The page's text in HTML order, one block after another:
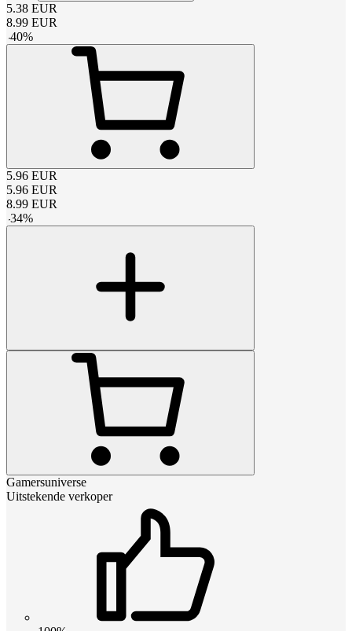
5.38 EUR
8.99 EUR
-40%
5.96 EUR
5.96 EUR
8.99 EUR
-34%
Gamersuniverse
Uitstekende verkoper